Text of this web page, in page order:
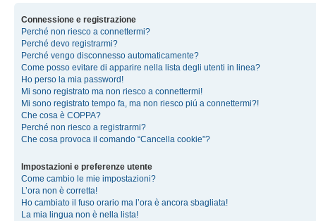
Connessione e registrazione
Perché non riesco a connettermi?
Perché devo registrarmi?
Perché vengo disconnesso automaticamente?
Come posso evitare di apparire nella lista degli utenti in linea?
Ho perso la mia password!
Mi sono registrato ma non riesco a connettermi!
Mi sono registrato tempo fa, ma non riesco piú a connettermi?!
Che cosa è COPPA?
Perché non riesco a registrarmi?
Che cosa provoca il comando “Cancella cookie”?
Impostazioni e preferenze utente
Come cambio le mie impostazioni?
L’ora non è corretta!
Ho cambiato il fuso orario ma l’ora è ancora sbagliata!
La mia lingua non è nella lista!